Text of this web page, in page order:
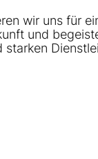
wir uns für
und
starken